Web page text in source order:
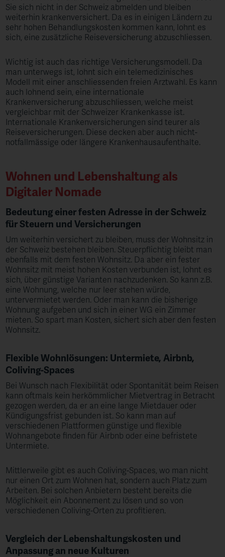
Sie sich nicht in der Schweiz abmelden und bleiben
weiterhin krankenversichert. Da es in einigen Ländern zu
sehr hohen Behandlungskosten kommen kann, lohnt es
sich, eine zusätzliche Reiseversicherung abzuschliessen.
Wichtig ist auch das richtige Versicherungsmodell. Da
man unterwegs ist, lohnt sich ein telemedizinisches
Modell mit einer anschliessenden freien Arztwahl. Es kann
auch lohnend sein, eine internationale
Krankenversicherung abzuschliessen, welche meist
vergleichbar mit der Schweizer Krankenkasse ist.
Internationale Krankenversicherungen sind teurer als
Reiseversicherungen. Diese decken aber auch nicht-
notfallmässige oder längere Krankenhausaufenthalte.
Wohnen und Lebenshaltung als
Digitaler Nomade
Bedeutung einer festen Adresse in der Schweiz
für Steuern und Versicherungen
Um weiterhin versichert zu bleiben, muss der Wohnsitz in
der Schweiz bestehen bleiben. Steuerpflichtig bleibt man
ebenfalls mit dem festen Wohnsitz. Da aber ein fester
Wohnsitz mit meist hohen Kosten verbunden ist, lohnt es
sich, über günstige Varianten nachzudenken. So kann z.B.
eine Wohnung, welche nur leer stehen würde,
untervermietet werden. Oder man kann die bisherige
Wohnung aufgeben und sich in einer WG ein Zimmer
mieten. So spart man Kosten, sichert sich aber den festen
Wohnsitz.
Flexible Wohnlösungen: Untermiete, Airbnb,
Coliving-Spaces
Bei Wunsch nach Flexibilität oder Spontanität beim Reisen
kann oftmals kein herkömmlicher Mietvertrag in Betracht
gezogen werden, da er an eine lange Mietdauer oder
Kündigungsfrist gebunden ist. So kann man auf
verschiedenen Plattformen günstige und flexible
Wohnangebote finden für Airbnb oder eine befristete
Untermiete.
Mittlerweile gibt es auch Coliving-Spaces, wo man nicht
nur einen Ort zum Wohnen hat, sondern auch Platz zum
Arbeiten. Bei solchen Anbietern besteht bereits die
Möglichkeit ein Abonnement zu lösen und so von
verschiedenen Coliving-Orten zu profitieren.
Vergleich der Lebenshaltungskosten und
Anpassung an neue Kulturen